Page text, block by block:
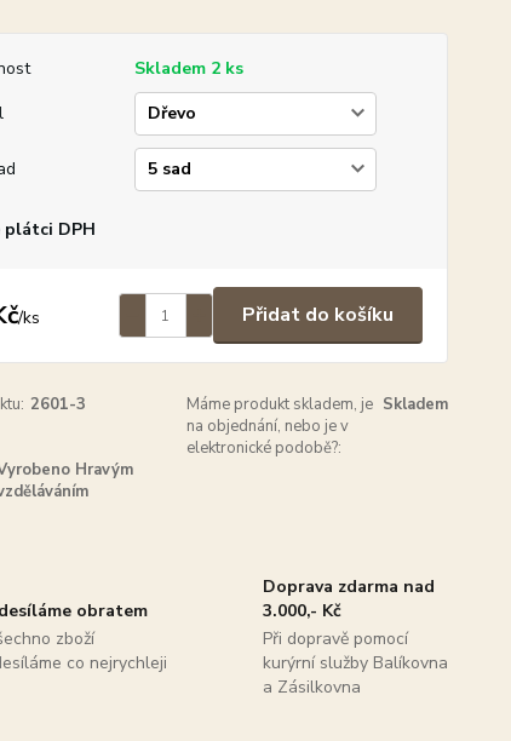
Skladem 2 ks
plátci DPH
/ks Přidat do košíku
2601-3
Máme produkt skladem, je
na objednání, nebo je v
elektronické podobě?:
Skladem
Hravým
obratem
zboží
co nejrychleji
Doprava zdarma nad
3.000,- Kč
Při dopravě pomocí
kurýrní služby Balíkovna
a Zásilkovna